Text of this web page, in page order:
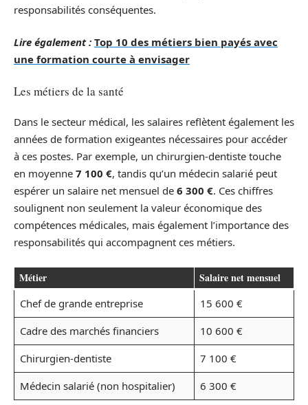
responsabilités conséquentes.
Lire également : Top 10 des métiers bien payés avec
une formation courte à envisager
Les métiers de la santé
Dans le secteur médical, les salaires reflètent également les
années de formation exigeantes nécessaires pour accéder
à ces postes. Par exemple, un chirurgien-dentiste touche
en moyenne 7 100 €, tandis qu’un médecin salarié peut
espérer un salaire net mensuel de 6 300 €. Ces chiffres
soulignent non seulement la valeur économique des
compétences médicales, mais également l’importance des
responsabilités qui accompagnent ces métiers.
Métier Salaire net mensuel
Chef de grande entreprise
15 600 €
Cadre des marchés financiers
10 600 €
Chirurgien-dentiste
7 100 €
Médecin salarié (non hospitalier)
6 300 €